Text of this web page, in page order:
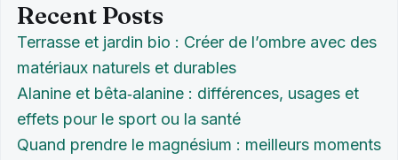
Recent Posts
Terrasse et jardin bio : Créer de l’ombre avec des
matériaux naturels et durables
Alanine et bêta‑alanine : différences, usages et
effets pour le sport ou la santé
Quand prendre le magnésium : meilleurs moments